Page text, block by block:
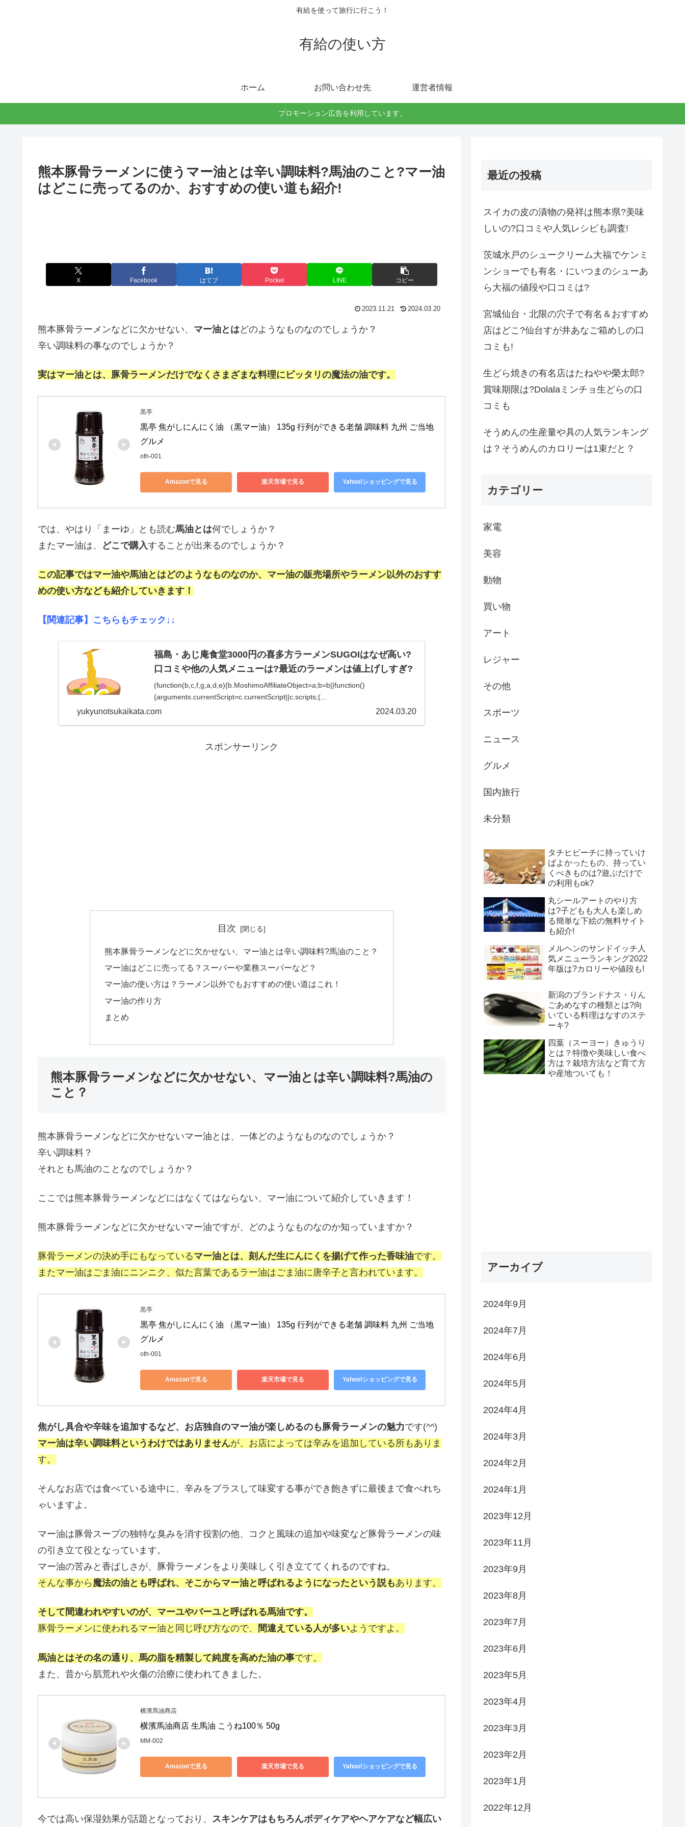
有給を使って旅行に行こう！
有給の使い方
ホーム お問い合わせ先 運営者情報
プロモーション広告を利用しています。
熊本豚骨ラーメンに使うマー油とは辛い調味料?馬油のこと?マー油
はどこに売ってるのか、おすすめの使い道も紹介!
X Facebook はてブ Pocket LINE コピー
2023.11.21 2024.03.20
熊本豚骨ラーメンなどに欠かせない、 マー油とはどのようなものなのでしょうか？
辛い調味料の事なのでしょうか？
実はマー油とは、豚骨ラーメンだけでなくさまざまな料理にピッタリの魔法の油です。
黒亭
黒亭 焦がしにんにく油 （黒マー油） 135g 行列ができる老舗 調味料 九州 ご当地
グルメ
oth-001
Amazonで見る 楽天市場で見る Yahoo!ショッピングで見る
では、やはり「まーゆ」とも読む馬油とは何でしょうか？
またマー油は、
どこで購入することが出来るのでしょうか？
この記事ではマー油や馬油とはどのようなものなのか、マー油の販売場所やラーメン以外のおすす
めの使い方なども紹介していきます！
【関連記事】こちらもチェック↓↓
福島・あじ庵食堂3000円の喜多方ラーメンSUGOIはなぜ高い?
口コミや他の人気メニューは?最近のラーメンは値上げしすぎ?
(function(b,c,f,g,a,d,e){b.MoshimoAffiliateObject=a;b=b||function()
{arguments.currentScript=c.currentScript||c.scripts;(...
yukyunotsukaikata.com 2024.03.20
スポンサーリンク
目次
熊本豚骨ラーメンなどに欠かせない、マー油とは辛い調味料?馬油のこと？
マー油はどこに売ってる？スーパーや業務スーパーなど？
マー油の使い方は？ラーメン以外でもおすすめの使い道はこれ！
マー油の作り方
まとめ
熊本豚骨ラーメンなどに欠かせない、マー油とは辛い調味料?馬油の
こと？
熊本豚骨ラーメンなどに欠かせないマー油とは、一体どのようなものなのでしょうか？
辛い調味料？
それとも馬油のことなのでしょうか？
ここでは熊本豚骨ラーメンなどにはなくてはならない、マー油について紹介していきます！
熊本豚骨ラーメンなどに欠かせないマー油ですが、どのようなものなのか知っていますか？
豚骨ラーメンの決め手にもなっているマー油とは、刻んだ生にんにくを揚げて作った香味油です。
またマー油はごま油にニンニク、似た言葉であるラー油はごま油に唐辛子と言われています。
黒亭
黒亭 焦がしにんにく油 （黒マー油） 135g 行列ができる老舗 調味料 九州 ご当地
グルメ
oth-001
Amazonで見る 楽天市場で見る Yahoo!ショッピングで見る
焦がし具合や辛味を追加するなど、お店独自のマー油が楽しめるのも豚骨ラーメンの魅力です(^^)
マー油は辛い調味料というわけではありませんが、お店によっては辛みを追加している所もありま
す。
そんなお店では食べている途中に、辛みをプラスして味変する事ができ飽きずに最後まで食べれち
ゃいますよ。
マー油は豚骨スープの独特な臭みを消す役割の他、コクと風味の追加や味変など豚骨ラーメンの味
の引き立て役となっています。
マー油の苦みと香ばしさが、豚骨ラーメンをより美味しく引き立ててくれるのですね。
そんな事から 魔法の油とも呼ばれ、そこからマー油と呼ばれるようになったという説もあります。
そして間違われやすいのが、マーユやバーユと呼ばれる馬油です。
豚骨ラーメンに使われるマー油と同じ呼び方なので、
間違えている人が多いようですよ。
馬油とはその名の通り、馬の脂を精製して純度を高めた油の事です。
また、昔から肌荒れや火傷の治療に使われてきました。
横濱馬油商店
横濱馬油商店 生馬油 こうね100％ 50g
MM-002
Amazonで見る 楽天市場で見る Yahoo!ショッピングで見る
今では高い保湿効果が話題となっており、 スキンケアはもちろんボディケアやヘアケアなど幅広い
最近の投稿
スイカの皮の漬物の発祥は熊本県?美味
しいの?口コミや人気レシピも調査!
茨城水戸のシュークリーム大福でケンミ
ンショーでも有名・にいつまのシューあ
ら大福の値段や口コミは?
宮城仙台・北限の穴子で有名＆おすすめ
店はどこ?仙台すが井あなご箱めしの口
コミも!
生どら焼きの有名店はたねやや榮太郎?
賞味期限は?Dolalaミンチョ生どらの口
コミも
そうめんの生産量や具の人気ランキング
は？そうめんのカロリーは1束だと？
カテゴリー
家電
美容
動物
買い物
アート
レジャー
その他
スポーツ
ニュース
グルメ
国内旅行
未分類
タチヒビーチに持っていけ
ばよかったもの、持ってい
くべきものは?遊ぶだけで
の利用もok?
丸シールアートのやり方
は?子どもも大人も楽しめ
る簡単な下絵の無料サイト
も紹介!
メルヘンのサンドイッチ人
気メニューランキング2022
年版は?カロリーや値段も!
新潟のブランドナス・りん
ごあめなすの種類とは?向
いている料理はなすのステ
ーキ?
四葉（スーヨー）きゅうり
とは？特徴や美味しい食べ
方は？栽培方法など育て方
や産地ついても！
アーカイブ
2024年9月
2024年7月
2024年6月
2024年5月
2024年4月
2024年3月
2024年2月
2024年1月
2023年12月
2023年11月
2023年9月
2023年8月
2023年7月
2023年6月
2023年5月
2023年4月
2023年3月
2023年2月
2023年1月
2022年12月